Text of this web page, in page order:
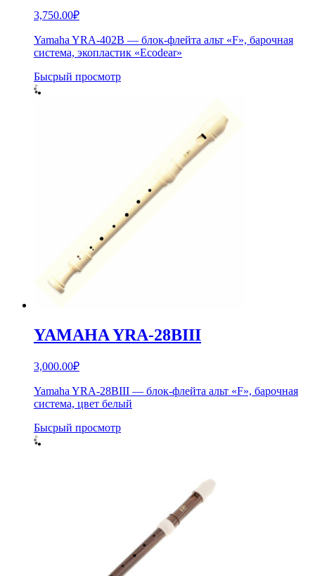
3,750.00₽
Yamaha YRA-402B — блок-флейта альт «F», барочная
система, экопластик «Ecodear»
Бысрый просмотр
YAMAHA YRA-28BIII
3,000.00₽
Yamaha YRA-28BIII — блок-флейта альт «F», барочная
система, цвет белый
Бысрый просмотр